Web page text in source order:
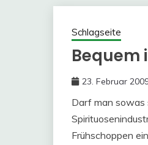
Schlagseite
Bequem
23. Februar
Darf man sowas
Frühschoppen